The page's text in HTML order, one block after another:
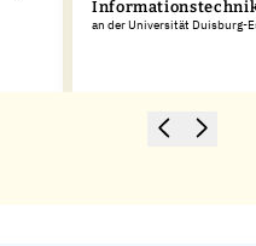
an der Universität Duisburg-